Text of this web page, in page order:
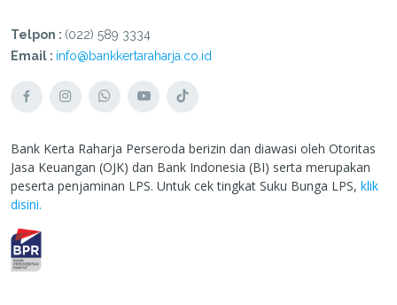
Telpon : (022) 589 3334
Email : info@bankkertaraharja.co.id
Bank Kerta Raharja Perseroda berizin dan diawasi oleh Otoritas
Jasa Keuangan (OJK) dan Bank Indonesia (BI) serta merupakan
peserta penjaminan LPS. Untuk cek tingkat Suku Bunga LPS, klik
disini.